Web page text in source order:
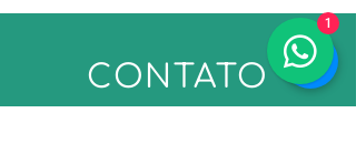
CONTATO
1